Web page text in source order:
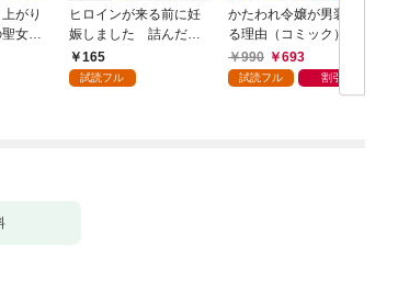
がり
女と
コミ
ヒロインが来る前に妊
娠しました 詰んだは
ずの悪役令嬢ですが、
どうやら違うようです
165
試読フル
かたわれ令嬢が男装す
る理由（コミック） 1
990
693
試読フル 割引